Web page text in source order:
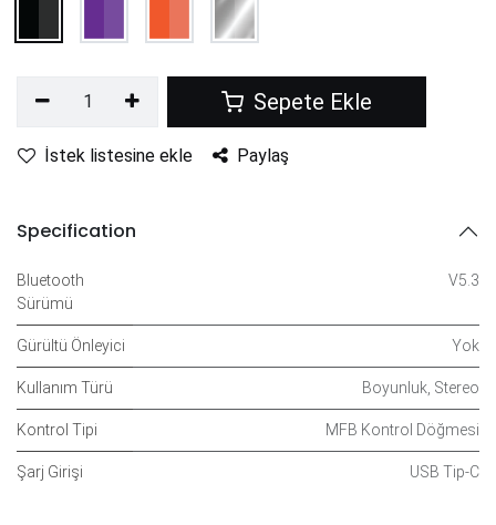
Sepete Ekle
İstek listesine ekle Paylaş
Specification
Bluetooth
Sürümü
V5.3
Gürültü Önleyici Yok
Kullanım Türü Boyunluk Stereo
Kontrol Tipi MFB Kontrol Döğmesi
Şarj Girişi USB Tip-C